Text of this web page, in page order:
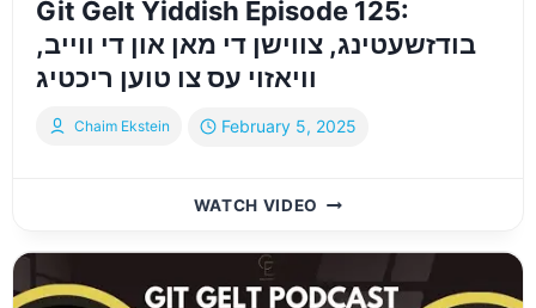
Git Gelt Yiddish Episode 125:
בודזשעטינג, צווישן די מאן און די ווייב,
וויאזוי עס צו טוען ריכטיג
Chaim Ekstein February 5, 2025
WATCH VIDEO GIT
YIDDISH
125: